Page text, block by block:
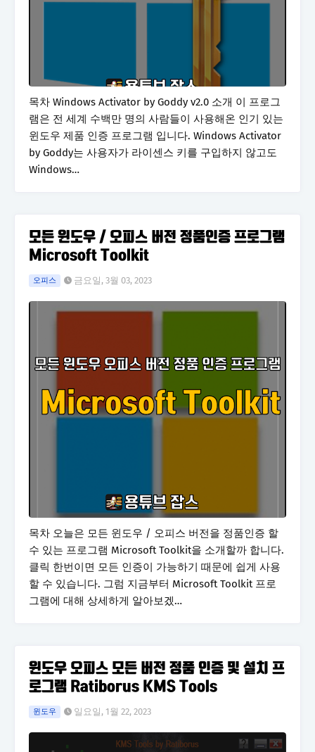
목차 Windows Activator by Goddy v2.0 소개 이 프로그
램은 전 세계 수백만 명의 사람들이 사용해온 인기 있는
윈도우 제품 인증 프로그램 입니다. Windows Activator
by Goddy는 사용자가 라이센스 키를 구입하지 않고도
Windows…
모든 윈도우 / 오피스 버전 정품인증 프로그램
Microsoft Toolkit
오피스 금요일, 3월 03, 2023
목차 오늘은 모든 윈도우 / 오피스 버전을 정품인증 할
수 있는 프로그램 Microsoft Toolkit을 소개할까 합니다.
클릭 한번이면 모든 인증이 가능하기 때문에 쉽게 사용
할 수 있습니다. 그럼 지금부터 Microsoft Toolkit 프로
그램에 대해 상세하게 알아보겠…
윈도우 오피스 모든 버전 정품 인증 및 설치 프
로그램 Ratiborus KMS Tools
윈도우 일요일, 1월 22, 2023